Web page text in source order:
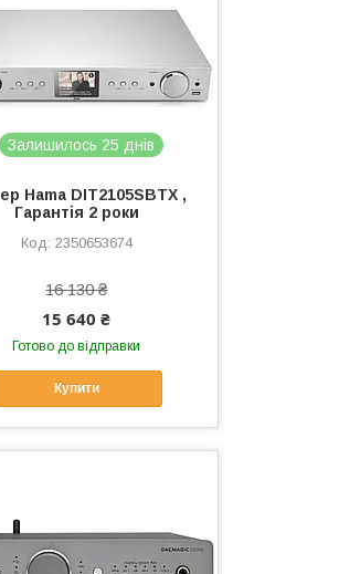
Залишилось 25 днів
Hama DIT2105SBTX ,
Гарантія 2 роки
2350653674
16 130 ₴
15 640 ₴
Готово до відправки
Купити